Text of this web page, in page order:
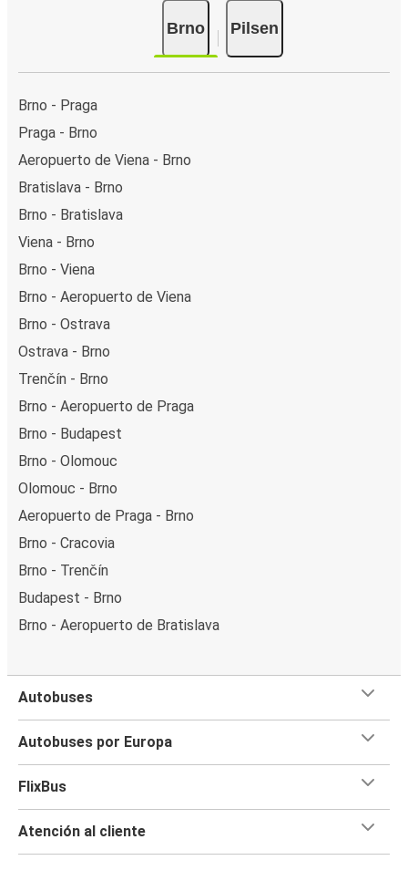
Brno Pilsen
Brno - Praga
Praga - Brno
Aeropuerto de Viena - Brno
Bratislava - Brno
Brno - Bratislava
Viena - Brno
Brno - Viena
Brno - Aeropuerto de Viena
Brno - Ostrava
Ostrava - Brno
Trenčín - Brno
Brno - Aeropuerto de Praga
Brno - Budapest
Brno - Olomouc
Olomouc - Brno
Aeropuerto de Praga - Brno
Brno - Cracovia
Brno - Trenčín
Budapest - Brno
Brno - Aeropuerto de Bratislava
Autobuses
Autobuses por Europa
FlixBus
Atención al cliente